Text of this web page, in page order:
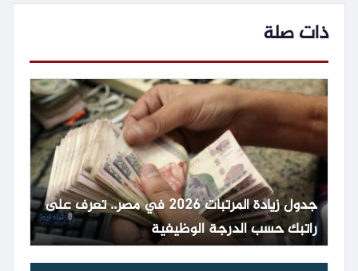
ذات صلة
جدول زيادة المرتبات 2026 في مصر.. تعرف على
راتبك حسب الدرجة الوظيفية